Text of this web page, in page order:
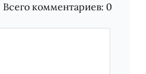
Всего комментариев: 0